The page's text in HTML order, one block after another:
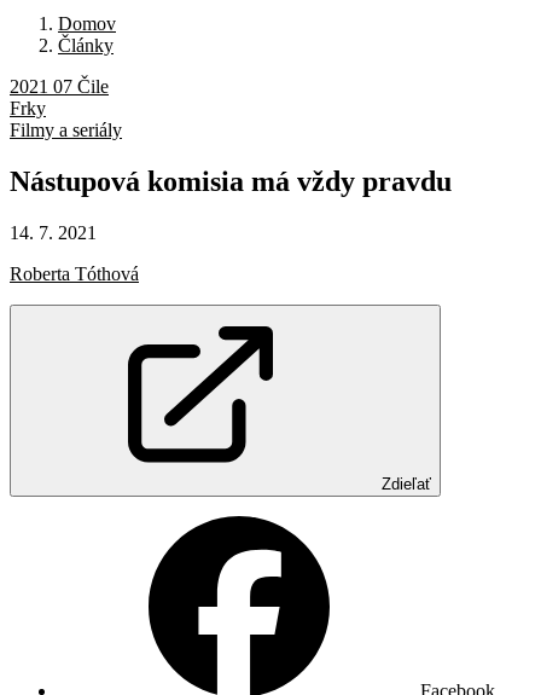
Domov
Články
2021 07 Čile
Frky
Filmy a seriály
Nástupová komisia má vždy pravdu
14. 7. 2021
Roberta Tóthová
Zdieľať
Facebook